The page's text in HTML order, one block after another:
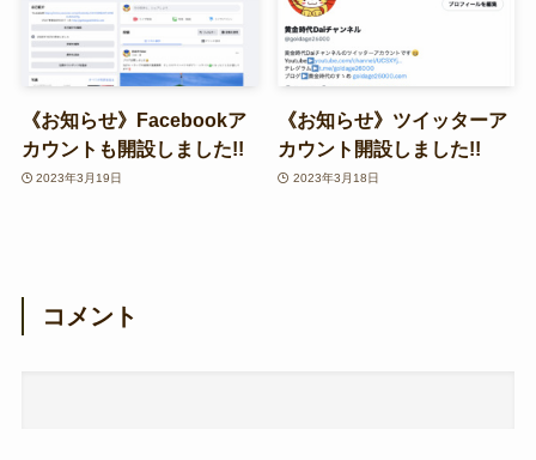
《お知らせ》Facebookア
カウントも開設しました!!
2023年3月19日
《お知らせ》ツイッターア
カウント開設しました!!
2023年3月18日
コメント